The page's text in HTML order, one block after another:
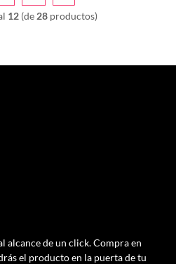
12(de 28productos)
alcance de un click. Compra en
el producto en la puerta de tu